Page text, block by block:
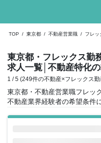
TOP / 東京都 / 不動産営業職 / フレッ
東京都・フレックス勤
求人一覧 │不動産特化
1 / 5 (249件の不動産×フレックス
東京都・不動産営業職フレッ
不動産業界経験者の希望条件